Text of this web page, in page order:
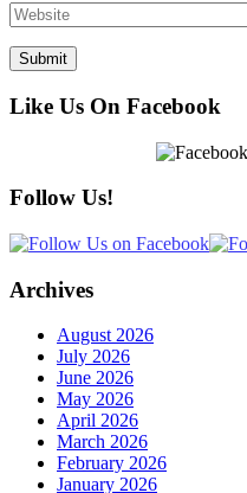
Like Us On Facebook
Follow Us!
Archives
August 2026
July 2026
June 2026
May 2026
April 2026
March 2026
February 2026
January 2026